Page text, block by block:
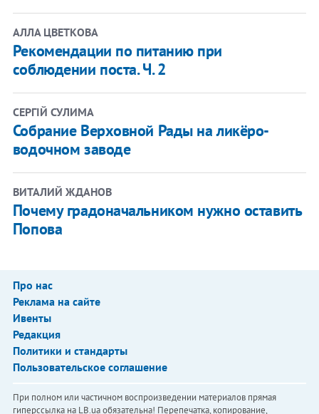
АЛЛА ЦВЕТКОВА
Рекомендации по питанию при
соблюдении поста. Ч. 2
СЕРГІЙ СУЛИМА
Собрание Верховной Рады на ликёро-
водочном заводе
ВИТАЛИЙ ЖДАНОВ
Почему градоначальником нужно оставить
Попова
Про нас
Реклама на сайте
Ивенты
Редакция
Политики и стандарты
Пользовательское соглашение
При полном или частичном воспроизведении материалов прямая
гиперссылка на LB.ua обязательна! Перепечатка, копирование,